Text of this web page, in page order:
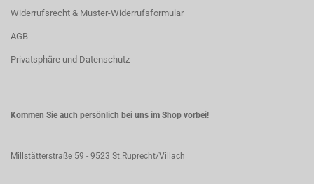
Widerrufsrecht & Muster-Widerrufsformular
AGB
Privatsphäre und Datenschutz
Kommen Sie auch persönlich bei uns im Shop vorbei!
Millstätterstraße 59 - 9523 St.Ruprecht/Villach